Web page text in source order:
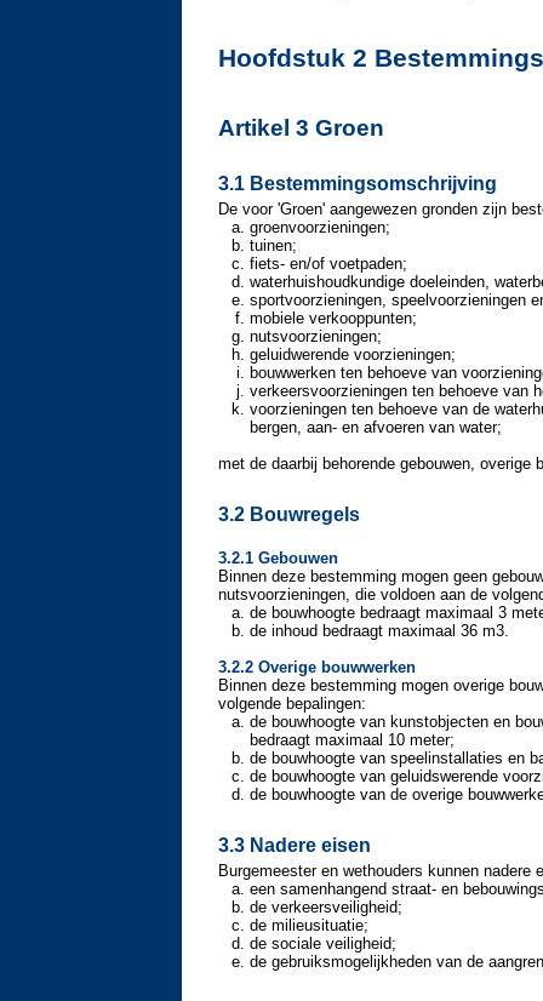
Hoofdstuk 2
Artikel 3 Groen
3.1 Bestemmingsomschrijving
De voor 'Groen' aangewezen gronden zijn
groenvoorzieningen;
tuinen;
fiets- en/of voetpaden;
waterhuishoudkundige doeleinden,
sportvoorzieningen, speelvoorzieningen
mobiele verkooppunten;
nutsvoorzieningen;
geluidwerende voorzieningen;
bouwwerken ten behoeve van
verkeersvoorzieningen ten behoeve van
voorzieningen ten behoeve van de
bergen, aan- en afvoeren van water;
met de daarbij behorende gebouwen, overige
3.2 Bouwregels
3.2.1 Gebouwen
Binnen deze bestemming mogen geen
nutsvoorzieningen, die voldoen aan de
de bouwhoogte bedraagt maximaal 3
de inhoud bedraagt maximaal 36 m3.
3.2.2 Overige bouwwerken
Binnen deze bestemming mogen overige
volgende bepalingen:
de bouwhoogte van kunstobjecten en
bedraagt maximaal 10 meter;
de bouwhoogte van speelinstallaties en
de bouwhoogte van geluidswerende
de bouwhoogte van de overige
3.3 Nadere eisen
Burgemeester en wethouders kunnen
een samenhangend straat- en
de verkeersveiligheid;
de milieusituatie;
de sociale veiligheid;
de gebruiksmogelijkheden van de